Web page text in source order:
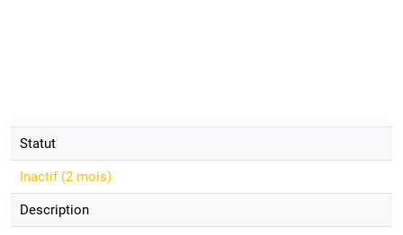
Statut
Inactif (2 mois)
Description